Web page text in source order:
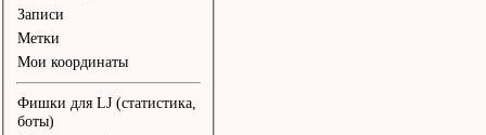
Записи
Метки
Мои координаты
Фишки для LJ (статистика,
боты)